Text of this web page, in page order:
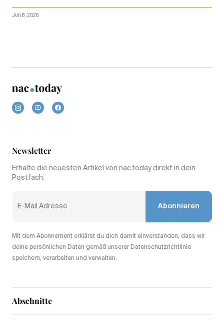
Juli 8, 2026
Abschnitte
Newsletter
Erhalte die neuesten Artikel von nac.today direkt in dein
Postfach.
Abonnieren
Mit dem Abonnement erklärst du dich damit einverstanden, dass wir
deine persönlichen Daten gemäß unserer Datenschutzrichtlinie
speichern, verarbeiten und verwalten.